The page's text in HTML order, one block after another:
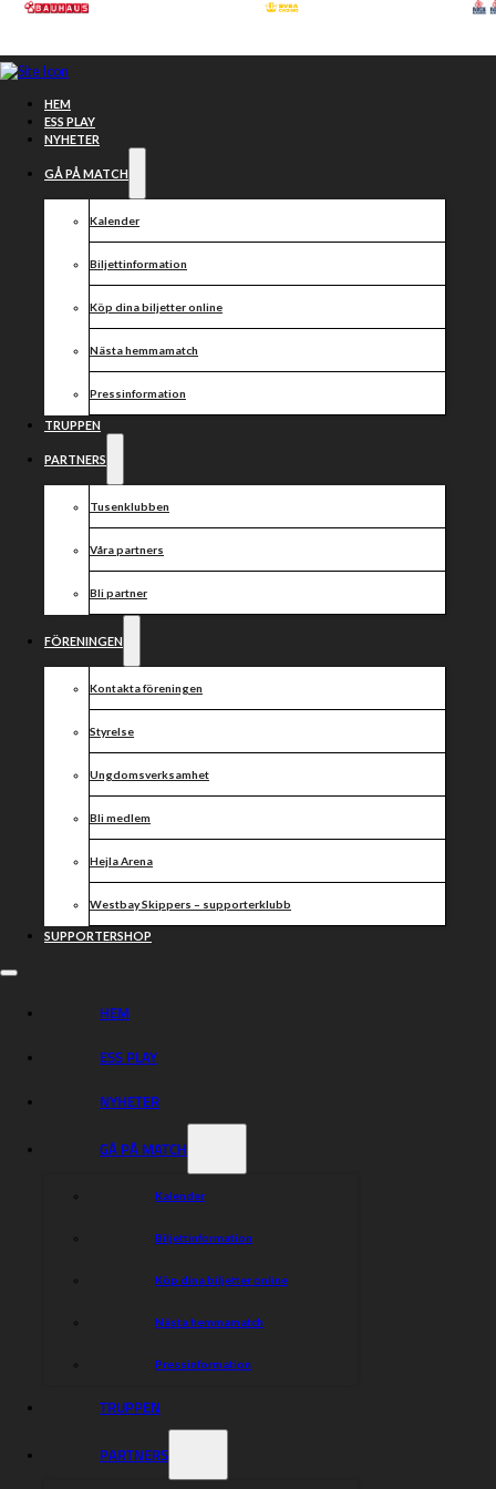
Hoppa till huvudinnehåll
HEM
ESS PLAY
NYHETER
GÅ PÅ MATCH
Kalender
Biljettinformation
Köp dina biljetter online
Nästa hemmamatch
Pressinformation
TRUPPEN
PARTNERS
Tusenklubben
Våra partners
Bli partner
FÖRENINGEN
Kontakta föreningen
Styrelse
Ungdomsverksamhet
Bli medlem
Hejla Arena
Westbay Skippers – supporterklubb
SUPPORTERSHOP
HEM
ESS PLAY
NYHETER
GÅ PÅ MATCH
Kalender
Biljettinformation
Köp dina biljetter online
Nästa hemmamatch
Pressinformation
TRUPPEN
PARTNERS
Biljettinformation